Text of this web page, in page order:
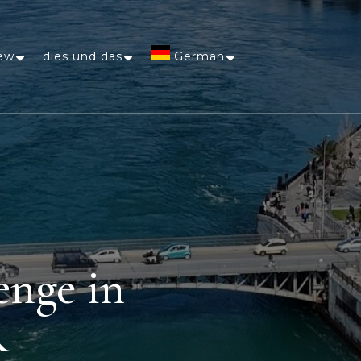
dies und das German
Afrikaans
Arabic
Chinese
(Simplified)
Dutch
in